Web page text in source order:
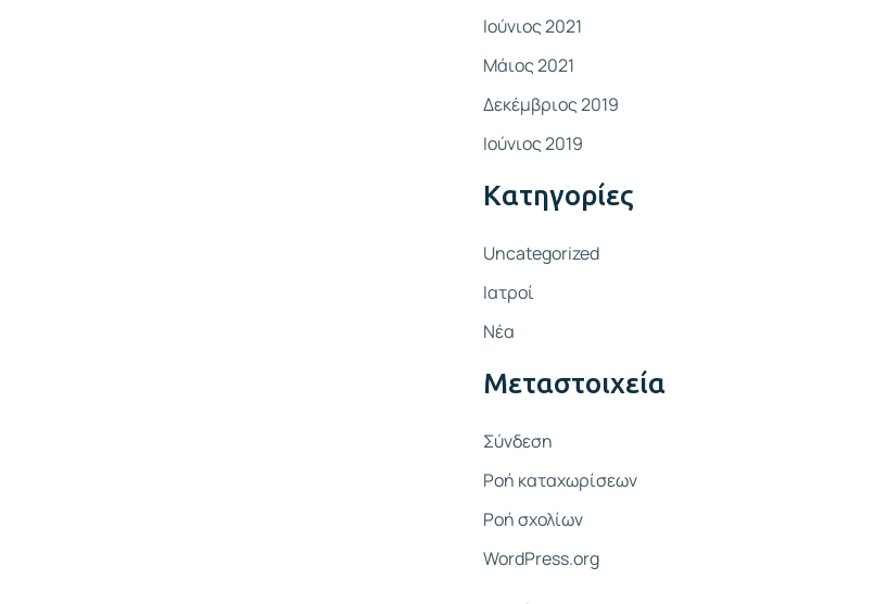
Ιούνιος 2021
Μάιος 2021
Δεκέμβριος 2019
Ιούνιος 2019
Kατηγορίες
Uncategorized
Ιατροί
Νέα
Μεταστοιχεία
Σύνδεση
Ροή καταχωρίσεων
Ροή σχολίων
WordPress.org